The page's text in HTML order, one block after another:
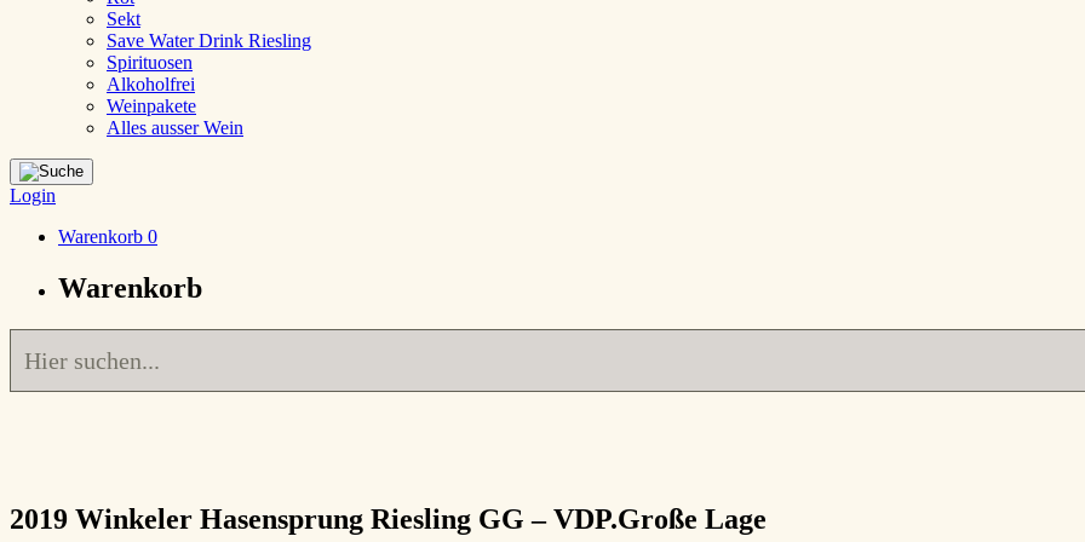
Sekt
Save Water Drink Riesling
Spirituosen
Alkoholfrei
Weinpakete
Alles ausser Wein
Login
Warenkorb 0
Warenkorb
2019 Winkeler Hasensprung Riesling GG – VDP.Große Lage